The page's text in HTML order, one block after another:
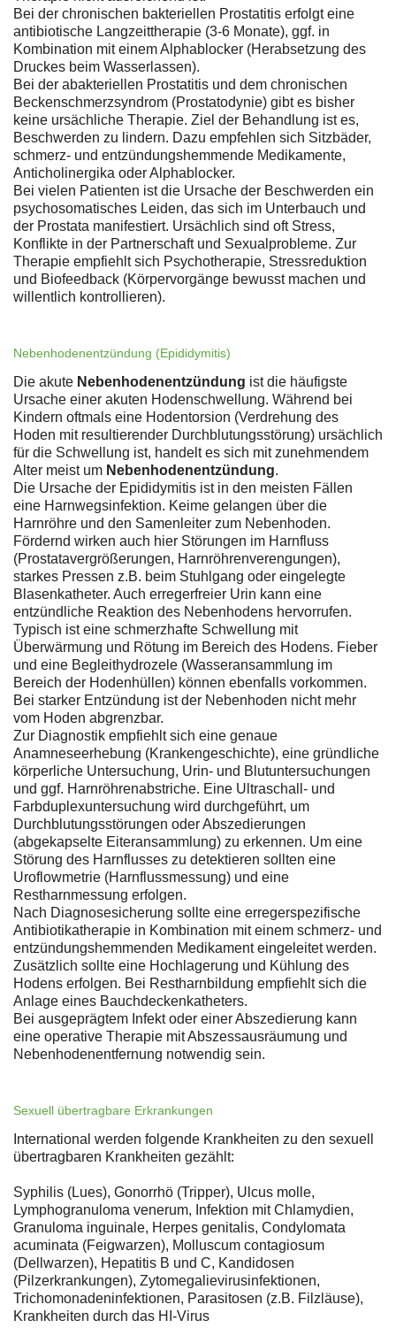
Bei der chronischen bakteriellen Prostatitis erfolgt eine
antibiotische Langzeittherapie (3-6 Monate), ggf. in
Kombination mit einem Alphablocker (Herabsetzung des
Druckes beim Wasserlassen).
Bei der abakteriellen Prostatitis und dem chronischen
Beckenschmerzsyndrom (Prostatodynie) gibt es bisher
keine ursächliche Therapie. Ziel der Behandlung ist es,
Beschwerden zu lindern. Dazu empfehlen sich Sitzbäder,
schmerz- und entzündungshemmende Medikamente,
Anticholinergika oder Alphablocker.
Bei vielen Patienten ist die Ursache der Beschwerden ein
psychosomatisches Leiden, das sich im Unterbauch und
der Prostata manifestiert. Ursächlich sind oft Stress,
Konflikte in der Partnerschaft und Sexualprobleme. Zur
Therapie empfiehlt sich Psychotherapie, Stressreduktion
und Biofeedback (Körpervorgänge bewusst machen und
willentlich kontrollieren).
Nebenhodenentzündung (Epididymitis)
Die akute Nebenhodenentzündung ist die häufigste
Ursache einer akuten Hodenschwellung. Während bei
Kindern oftmals eine Hodentorsion (Verdrehung des
Hoden mit resultierender Durchblutungsstörung) ursächlich
für die Schwellung ist, handelt es sich mit zunehmendem
Alter meist um Nebenhodenentzündung.
Die Ursache der Epididymitis ist in den meisten Fällen
eine Harnwegsinfektion. Keime gelangen über die
Harnröhre und den Samenleiter zum Nebenhoden.
Fördernd wirken auch hier Störungen im Harnfluss
(Prostatavergrößerungen, Harnröhrenverengungen),
starkes Pressen z.B. beim Stuhlgang oder eingelegte
Blasenkatheter. Auch erregerfreier Urin kann eine
entzündliche Reaktion des Nebenhodens hervorrufen.
Typisch ist eine schmerzhafte Schwellung mit
Überwärmung und Rötung im Bereich des Hodens. Fieber
und eine Begleithydrozele (Wasseransammlung im
Bereich der Hodenhüllen) können ebenfalls vorkommen.
Bei starker Entzündung ist der Nebenhoden nicht mehr
vom Hoden abgrenzbar.
Zur Diagnostik empfiehlt sich eine genaue
Anamneseerhebung (Krankengeschichte), eine gründliche
körperliche Untersuchung, Urin- und Blutuntersuchungen
und ggf. Harnröhrenabstriche. Eine Ultraschall- und
Farbduplexuntersuchung wird durchgeführt, um
Durchblutungsstörungen oder Abszedierungen
(abgekapselte Eiteransammlung) zu erkennen. Um eine
Störung des Harnflusses zu detektieren sollten eine
Uroflowmetrie (Harnflussmessung) und eine
Restharnmessung erfolgen.
Nach Diagnosesicherung sollte eine erregerspezifische
Antibiotikatherapie in Kombination mit einem schmerz- und
entzündungshemmenden Medikament eingeleitet werden.
Zusätzlich sollte eine Hochlagerung und Kühlung des
Hodens erfolgen. Bei Restharnbildung empfiehlt sich die
Anlage eines Bauchdeckenkatheters.
Bei ausgeprägtem Infekt oder einer Abszedierung kann
eine operative Therapie mit Abszessausräumung und
Nebenhodenentfernung notwendig sein.
Sexuell übertragbare Erkrankungen
International werden folgende Krankheiten zu den sexuell
übertragbaren Krankheiten gezählt:
Syphilis (Lues), Gonorrhö (Tripper), Ulcus molle,
Lymphogranuloma venerum, Infektion mit Chlamydien,
Granuloma inguinale, Herpes genitalis, Condylomata
acuminata (Feigwarzen), Molluscum contagiosum
(Dellwarzen), Hepatitis B und C, Kandidosen
(Pilzerkrankungen), Zytomegalievirusinfektionen,
Trichomonadeninfektionen, Parasitosen (z.B. Filzläuse),
Krankheiten durch das HI-Virus